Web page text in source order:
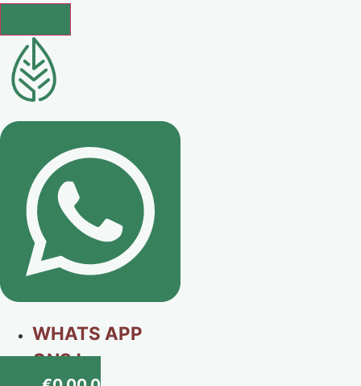
WHATS APP
ONS !